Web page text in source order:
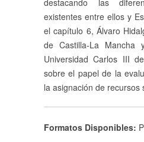
destacando las
existentes entre ellos y
el capítulo 6, Álvaro
de Castilla-La
Universidad Carlos III
sobre el papel de la
la asignación de recursos
Formatos Disponibles: